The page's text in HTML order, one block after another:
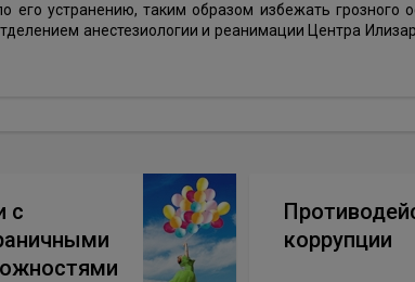
устранению, таким образом избежать грозного
анестезиологии и реанимации Центра
с
коррупции